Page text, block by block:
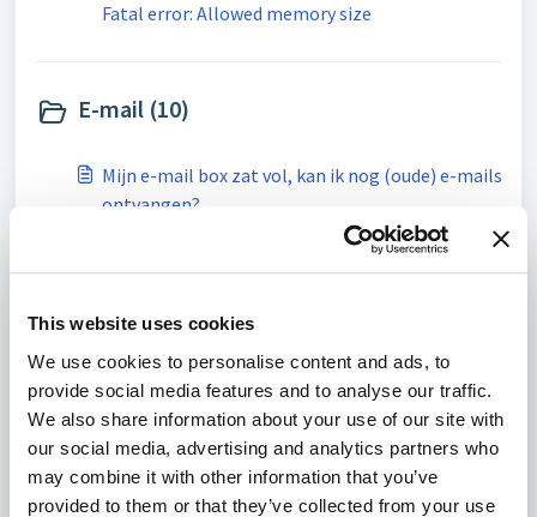
This website uses cookies
We use cookies to personalise content and ads, to
provide social media features and to analyse our traffic.
We also share information about your use of our site with
our social media, advertising and analytics partners who
may combine it with other information that you’ve
provided to them or that they’ve collected from your use
Fatal error: Allowed memory size
E-mail (10)
Mijn e-mail box zat vol, kan ik nog (oude) e-mails
ontvangen?
Alles weergeven 10
Overige (6)